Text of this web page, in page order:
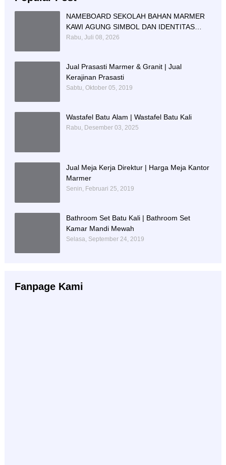
NAMEBOARD SEKOLAH BAHAN MARMER
KAWI AGUNG SIMBOL DAN IDENTITAS
PENDIDIKAN
Rabu, Juli 08, 2026
Jual Prasasti Marmer & Granit | Jual
Kerajinan Prasasti
Sabtu, Oktober 05, 2019
Wastafel Batu Alam | Wastafel Batu Kali
Rabu, Desember 03, 2025
Jual Meja Kerja Direktur | Harga Meja Kantor
Marmer
Senin, Februari 25, 2019
Bathroom Set Batu Kali | Bathroom Set
Kamar Mandi Mewah
Selasa, September 24, 2019
Fanpage Kami